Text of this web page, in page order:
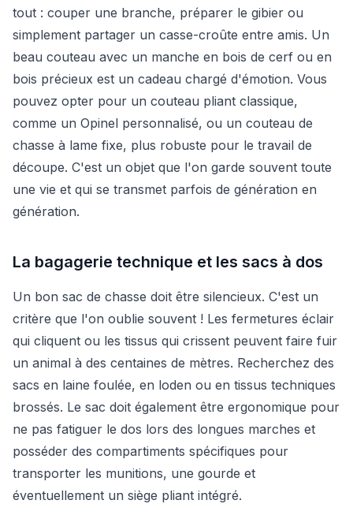
tout : couper une branche, préparer le gibier ou
simplement partager un casse-croûte entre amis. Un
beau couteau avec un manche en bois de cerf ou en
bois précieux est un cadeau chargé d'émotion. Vous
pouvez opter pour un couteau pliant classique,
comme un Opinel personnalisé, ou un couteau de
chasse à lame fixe, plus robuste pour le travail de
découpe. C'est un objet que l'on garde souvent toute
une vie et qui se transmet parfois de génération en
génération.
La bagagerie technique et les sacs à dos
Un bon sac de chasse doit être silencieux. C'est un
critère que l'on oublie souvent ! Les fermetures éclair
qui cliquent ou les tissus qui crissent peuvent faire fuir
un animal à des centaines de mètres. Recherchez des
sacs en laine foulée, en loden ou en tissus techniques
brossés. Le sac doit également être ergonomique pour
ne pas fatiguer le dos lors des longues marches et
posséder des compartiments spécifiques pour
transporter les munitions, une gourde et
éventuellement un siège pliant intégré.